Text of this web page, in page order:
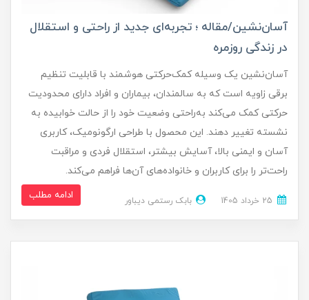
آسان‌نشین/مقاله ؛ تجربه‌ای جدید از راحتی و استقلال
در زندگی روزمره
آسان‌نشین یک وسیله کمک‌حرکتی هوشمند با قابلیت تنظیم
برقی زاویه است که به سالمندان، بیماران و افراد دارای محدودیت
حرکتی کمک می‌کند به‌راحتی وضعیت خود را از حالت خوابیده به
نشسته تغییر دهند. این محصول با طراحی ارگونومیک، کاربری
آسان و ایمنی بالا، آسایش بیشتر، استقلال فردی و مراقبت
راحت‌تر را برای کاربران و خانواده‌های آن‌ها فراهم می‌کند.
بابک رستمی دیباور ادامه مطلب